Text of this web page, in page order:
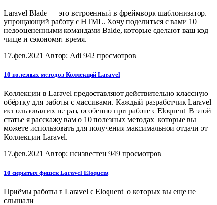
Laravel Blade — это встроенный в фреймворк шаблонизатор,
упрощающий работу с HTML. Хочу поделиться с вами 10
недооцененными командами Balde, которые сделают ваш код
чище и сэкономят время.
17.фев.2021 Автор: Adi 942 просмотров
10 полезных методов Коллекций Laravel
Коллекции в Laravel предоставляют действительно классную
обёртку для работы с массивами. Каждый разработчик Laravel
использовал их не раз, особенно при работе с Eloquent. В этой
статье я расскажу вам о 10 полезных методах, которые вы
можете использовать для получения максимальной отдачи от
Коллекции Laravel.
17.фев.2021 Автор: неизвестен 949 просмотров
10 скрытых фишек Laravel Eloquent
Приёмы работы в Laravel с Eloquent, о которых вы еще не
слышали